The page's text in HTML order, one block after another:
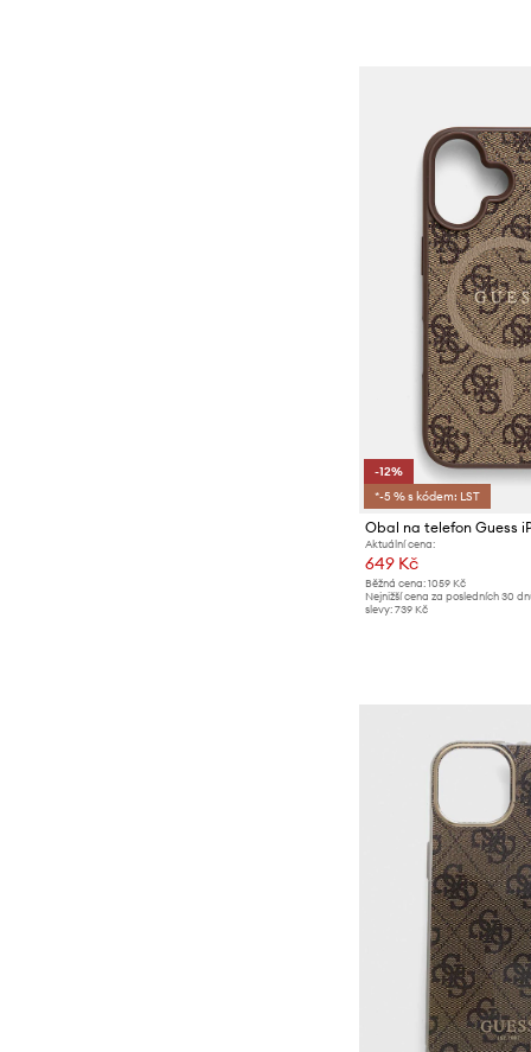
-12%
*-5 % s kódem: LST
Obal na telefon Guess
Aktuální cena:
649 Kč
Běžná cena: 1059 Kč
Nejnižší cena za posledních 30
slevy: 739 Kč